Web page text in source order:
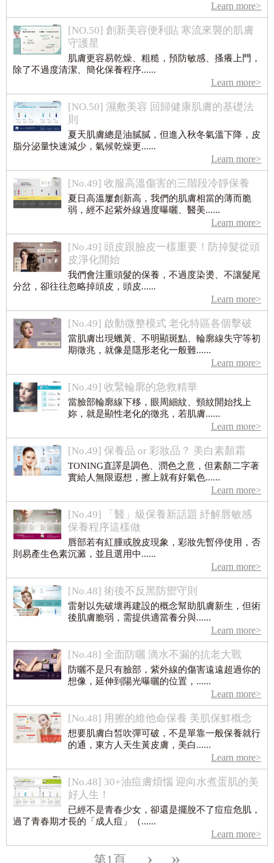
Learn more>
[NO.50] 創新美容便利貼 寒流來襲的肌膚
守護星
肌膚更容易乾燥、粗糙，預防敏感、搔癢上門，
除了不過度清潔、簡化保養程序......
Learn more>
[NO.50] 濕敷美容 回歸健康肌膚的基礎法
則
夏天肌膚總是油膩膩，但進入秋冬氣溫下降，皮
脂分泌量快速減少，氣候乾燥更......
Learn more>
[No.49] 收服高溫傷害的三階段冷靜保養
夏日高溫屢創新高，我們的肌膚相當的薄而脆
弱，經不起紫外線過度曝曬、醫美......
Learn more>
[No.49] 頭皮跟臉皮一樣重要！防掉髮從頭
皮淨化開始
我們會注重頭髮的保養，不過度染燙、不讓髮尾
分岔，卻往往忽略掉頭皮，頭皮......
Learn more>
[No.49] 啟動微整模式 老化特區各個擊破
當肌膚出現蠟黃、不明顯斑點、輪廓線失守等初
期徵兆，就像是隱形老化一般難......
Learn more>
[No.49] 收緊輪廓的急救精華
當臉部輪廓線下移，眼周細紋、頸紋開始找上
妳，就是顯性老化的徵兆，若肌膚......
Learn more>
[No.49] 保養品 or 彩妝品？ 美白素顏霜
TONING直譯是調色、潤色之意，但素顏二字著
實給人無限遐想，擦上就有好氣色......
Learn more>
[No.49] 「醫」級保養新話題 紓解唇敏感
保養程序這樣做
唇部若有紅腫或脫皮現象，彩妝先暫停使用，否
則易產生色素沉澱，並且選用中......
Learn more>
[No.48] 術後不反黑防禦守則
雷射以先破壞再建設的概念幫助肌膚新生，但術
後肌膚脆弱，需提供適當養分與......
Learn more>
[No.48] 全面防曬 滴水不漏的抗老大戰
防曬不是只有臉部，紫外線的傷害遠遠超過你的
想像，延伸到陽光曝曬的位置，......
Learn more>
[No.48] 用擦的維他命保養 美肌保鮮概念
想要肌膚白皙吹彈可破，不是單靠一般保養就行
的通，東方人天生黃皮膚，美白......
Learn more>
[No.48] 30+油痘膚煩惱 迎向水煮蛋肌的美
好人生！
已經不是青春少女，卻還是擺脫不了痘痘危肌，
過了青春期才長的「成人痘」（......
Learn more>
第1頁 › »